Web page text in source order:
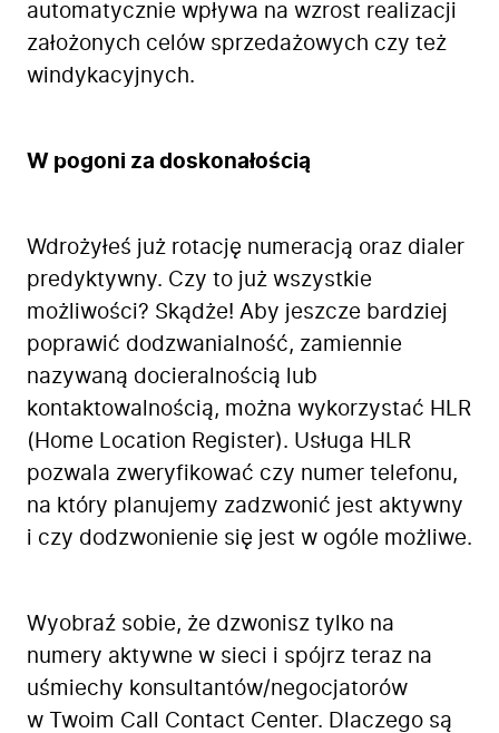
Branże
Blog
Kontakt
automatycznie wpływa na wzrost realizacji
założonych celów sprzedażowych czy też
windykacyjnych.
W pogoni za doskonałością
Wdrożyłeś już rotację numeracją oraz dialer
predyktywny. Czy to już wszystkie
możliwości? Skądże! Aby jeszcze bardziej
poprawić dodzwanialność, zamiennie
nazywaną docieralnością lub
kontaktowalnością, można wykorzystać HLR
(Home Location Register). Usługa HLR
pozwala zweryfikować czy numer telefonu,
na który planujemy zadzwonić jest aktywny
i czy dodzwonienie się jest w ogóle możliwe.
Wyobraź sobie, że dzwonisz tylko na
numery aktywne w sieci i spójrz teraz na
uśmiechy konsultantów/negocjatorów
w Twoim Call Contact Center. Dlaczego są